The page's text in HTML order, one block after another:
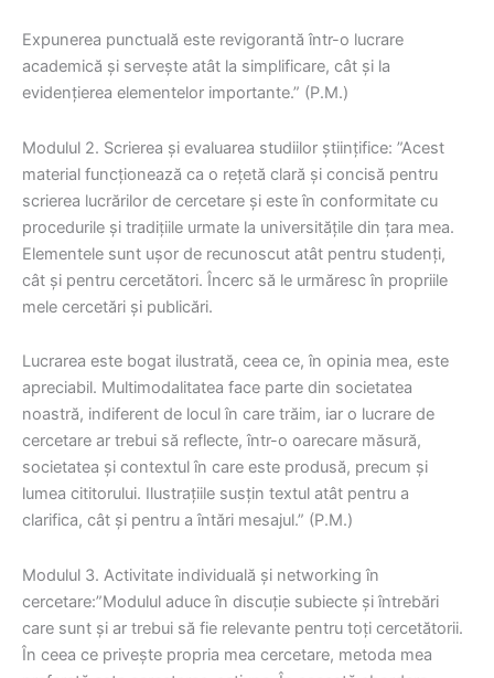
Expunerea punctuală este revigorantă într-o lucrare
academică și servește atât la simplificare, cât și la
evidențierea elementelor importante.” (P.M.)
Modulul 2. Scrierea și evaluarea studiilor științifice: ”Acest
material funcționează ca o rețetă clară și concisă pentru
scrierea lucrărilor de cercetare și este în conformitate cu
procedurile și tradițiile urmate la universitățile din țara mea.
Elementele sunt ușor de recunoscut atât pentru studenți,
cât și pentru cercetători. Încerc să le urmăresc în propriile
mele cercetări și publicări.
Lucrarea este bogat ilustrată, ceea ce, în opinia mea, este
apreciabil. Multimodalitatea face parte din societatea
noastră, indiferent de locul în care trăim, iar o lucrare de
cercetare ar trebui să reflecte, într-o oarecare măsură,
societatea și contextul în care este produsă, precum și
lumea cititorului. Ilustrațiile susțin textul atât pentru a
clarifica, cât și pentru a întări mesajul.” (P.M.)
Modulul 3. Activitate individuală și networking în
cercetare:”Modulul aduce în discuție subiecte și întrebări
care sunt și ar trebui să fie relevante pentru toți cercetătorii.
În ceea ce privește propria mea cercetare, metoda mea